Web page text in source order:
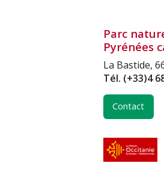
Parc
Pyrénées
La Bastide,
Tél. (+33)4
Contact